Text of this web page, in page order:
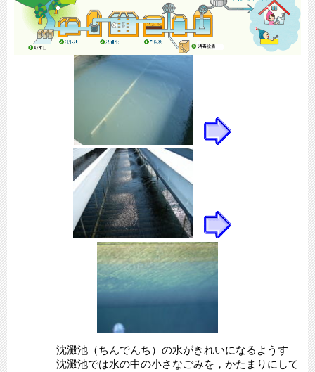
沈澱池（ちんでんち）の水がきれいになるようす
沈澱池では水の中の小さなごみを，かたまりにして